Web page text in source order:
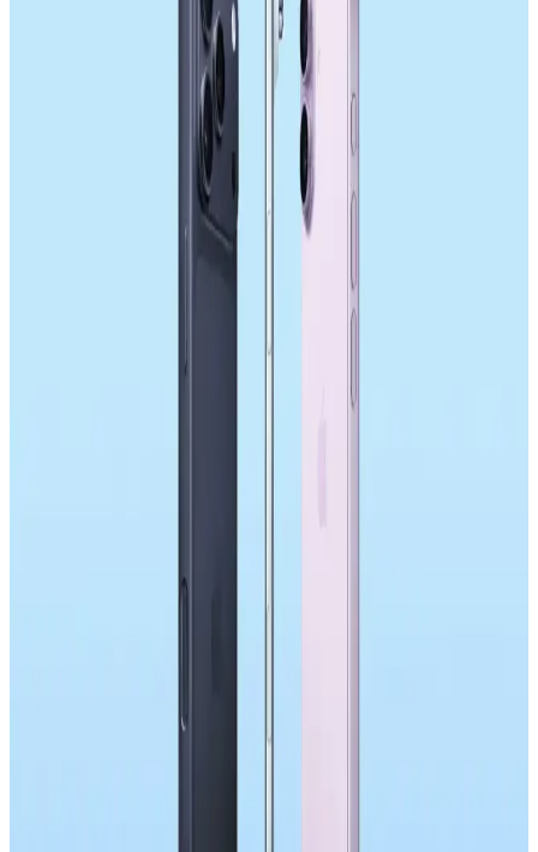
Samsung Galaxy S26 Ultra'nın 5000 mAh batarya kapaseti, enerji
verimliliği ve donanım optimizasyonları sayesinde tatmin edici
kullanım süresi sunuyor. Uluslararası düzenlemeler ve tasarım
kısıtlamaları batarya kapasitesini sınırlıyor.
Sony'nin Akıllı Telefon Pazarındaki Konumu ve
ABD Pazarındaki Rekabet Dinamikleri
Sony, yüksek fiyat ve yetersiz yazılım desteği nedeniyle akıllı
telefon pazarında gerilerken, ABD'de Samsung ve Apple hakimiyeti
DRAM Kıtlığı ve Apple'ın Akıllı Telefon
Piyasasındaki Fiyatlandırma Stratejileri
DRAM kıtlığı, akıllı telefon fiyatlarında artışa yol açıyor. Apple,
donanımda bazı iyileştirmeler var. Ancak kullanıcılar, tasarımın
durağanlığından ve yenilik eksikliğinden dolayı yükseltme
Samsung Galaxy S26 serisi, işlemci güncellemeleri ve ekran